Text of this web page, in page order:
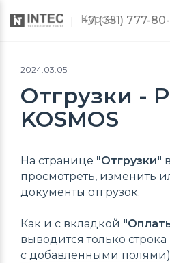
Курсы
+7 (351) 777-
2024.03.05
Отгрузки -
KOSMOS
На странице "Отгрузки"
просмотреть, изменить
документы отгрузок.
Как и с вкладкой
выводится только строка
с добавленными полями)